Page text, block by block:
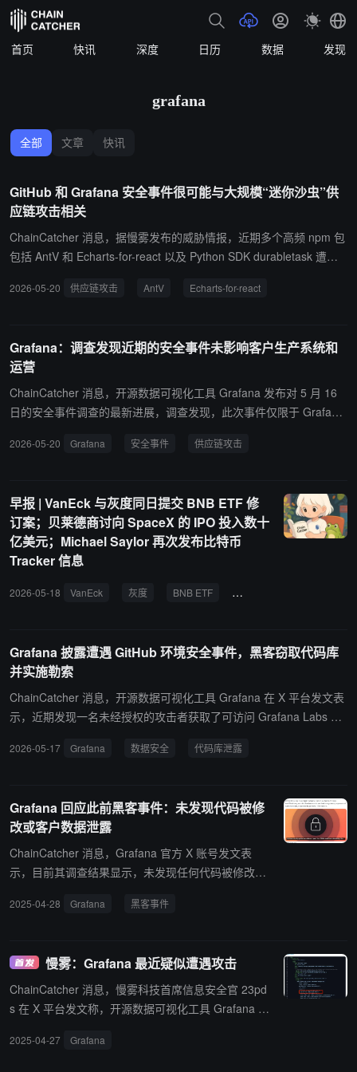
首页 快讯 深度 日历 数据 发现
grafana
全部 文章 快讯
GitHub 和 Grafana 安全事件很可能与大规模“迷你沙虫”供
应链攻击相关
ChainCatcher 消息，据慢雾发布的威胁情报，近期多个高频 npm 包
包括 AntV 和 Echarts-for-react 以及 Python SDK durabletask 遭到
击者在 22 分钟内自动发布了 637 个恶意版本，涉及 317 个包。攻击
件和 Grafana Labs 遭勒索攻击很可能与此供应链攻击相关。受影响
组件包括 npm 生态系统中的 AntV、Echarts-for-react 等高频组件，
以及 Python 包 durabletask 1.4.1、1.4.2 和 1.4.3。攻击者可窃取云
和本地凭证、未经授权访问内部仓库和敏感云基础设施、横向移动至
勒索和数据泄露威胁。 慢雾建议立即轮换所有暴露的凭证，替换受影
注意排查。
2026-05-20 供应链攻击 AntV Echarts-for-react
Grafana：调查发现近期的安全事件未影响客户生产系统和
运营
ChainCatcher 消息，开源数据可视化工具 Grafana 发布对 5 月 16
日的安全事件调查的最新进展，调查发现，此次事件仅限于 Grafana
库，并未影响客户生产系统、运营或 Grafana Cloud 平台。下载的内
平台的数据。Grafana Labs 明确表示代码库被下载但未被篡改，目
前客户和开源用户无需采取任何行动。该事件源于通过 Mini Shai-Hul
ud 运动进行的 TanStack npm 供应链攻击。Grafana Labs 于 5 月 1
1 日检测到恶意活动并启动应急响应，但因遗漏一个凭证导致攻击者
获得访问权限。5 月 16 日收到赎金要求后，公司决定不支付赎金，
调查仍在进行中。
2026-05-20 Grafana 安全事件 供应链攻击
早报 | VanEck 与灰度同日提交 BNB ETF 修
订案；贝莱德商讨向 SpaceX 的 IPO 投入数十
亿美元；Michael Saylor 再次发布比特币
Tracker 信息
2026-05-18 VanEck 灰度 BNB ETF 贝莱德
Grafana 披露遭遇 GitHub 环境安全事件，黑客窃取代码库
并实施勒索
ChainCatcher 消息，开源数据可视化工具 Grafana 在 X 平台发文表
示，近期发现一名未经授权的攻击者获取了可访问 Grafana Labs Git
涉及客户数据或个人信息泄露，也没有发现客户系统或业务运营受到
攻击者曾试图通过勒索方式要求支付赎金以阻止代码库被公开，但公
司最终决定拒绝支付赎金，待调查结束后将公布更多事件复盘信息。
2026-05-17 Grafana 数据安全 代码库泄露
Grafana 回应此前黑客事件：未发现代码被修
改或客户数据泄露
ChainCatcher 消息，Grafana 官方 X 账号发文表
示，目前其调查结果显示，未发现任何代码被修改、
被访问的证据。 此前报道，慢雾监测到开源数据可视
2025-04-28 Grafana 黑客事件
慢雾：Grafana 最近疑似遭遇攻击
ChainCatcher 消息，慢雾科技首席信息安全官 23pd
s 在 X 平台发文称，开源数据可视化工具 Grafana 最
名，用 App 令牌对多个代码库进行了攻击。这个工作
2025-04-27 Grafana